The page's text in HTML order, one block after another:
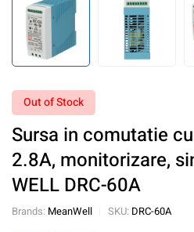
Out of Stock
Sursa in comutatie
2.8A, monitorizare,
WELL DRC-60A
Brands: MeanWell SKU: DRC-60A